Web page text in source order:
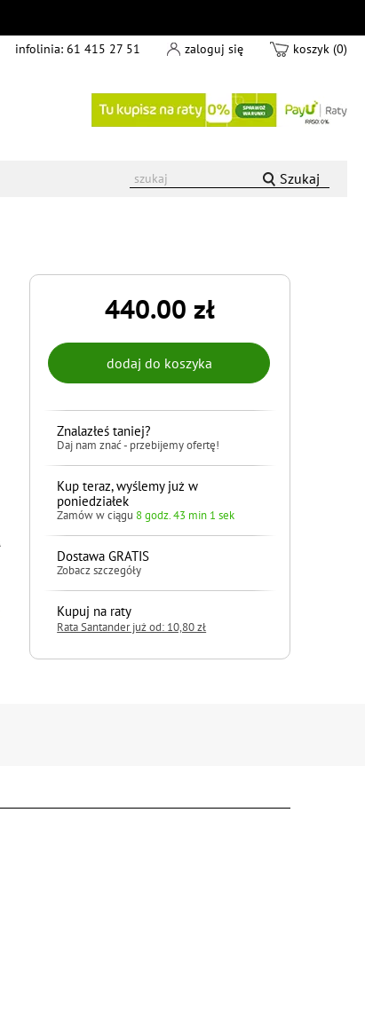
infolinia: 61 415 27 51 zaloguj się koszyk (0)
Szukaj
440.00 zł
Znalazłeś taniej?
Daj nam znać - przebijemy ofertę!
Kup teraz, wyślemy już w
poniedziałek
Zamów w ciągu 8 godz. 43 min 0 sek
Dostawa GRATIS
Zobacz szczegóły
Kupuj na raty
Rata Santander już od: 10,80 zł